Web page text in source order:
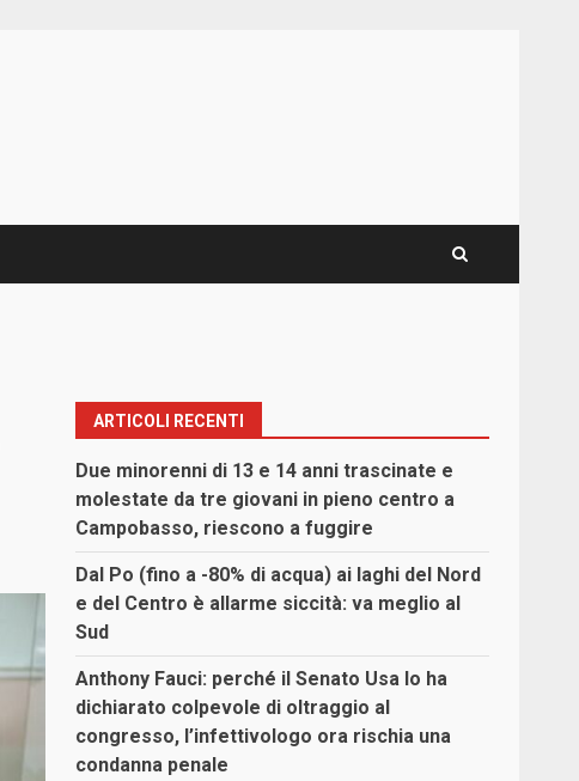
ARTICOLI RECENTI
Due minorenni di 13 e 14 anni trascinate e
molestate da tre giovani in pieno centro a
Campobasso, riescono a fuggire
Dal Po (fino a -80% di acqua) ai laghi del Nord
e del Centro è allarme siccità: va meglio al
Sud
Anthony Fauci: perché il Senato Usa lo ha
dichiarato colpevole di oltraggio al
congresso, l’infettivologo ora rischia una
condanna penale